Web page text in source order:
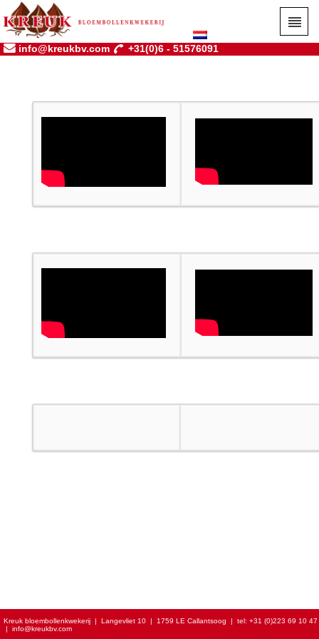
info@kreukbv.com +31(0)6 - 51576091
Kreuk bloembollenkwekerij | Langevliet 10 | 1759 LE Callantsoog | tel: +31 (0)223 69 10 47
|
info@kreukbv.com